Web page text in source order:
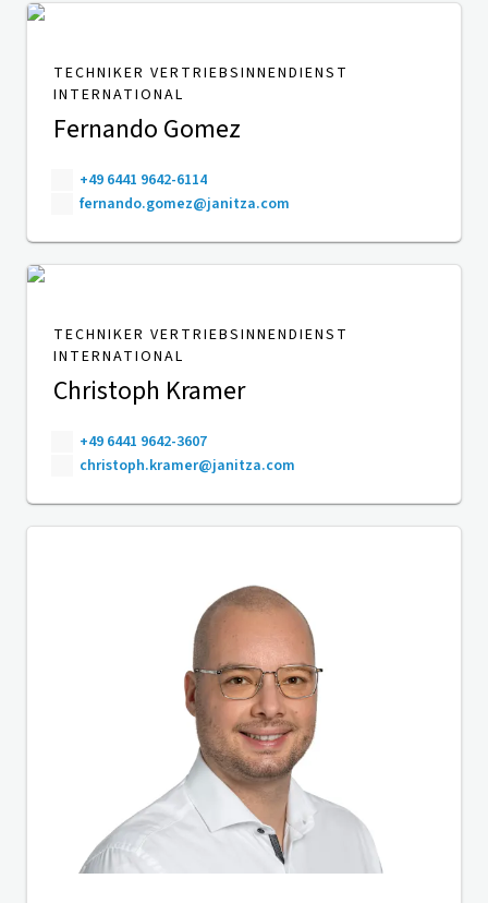
TECHNIKER VERTRIEBSINNENDIENST
INTERNATIONAL
Fernando Gomez
+49 6441 9642-6114
fernando.gomez@janitza.com
TECHNIKER VERTRIEBSINNENDIENST
INTERNATIONAL
Christoph Kramer
+49 6441 9642-3607
christoph.kramer@janitza.com